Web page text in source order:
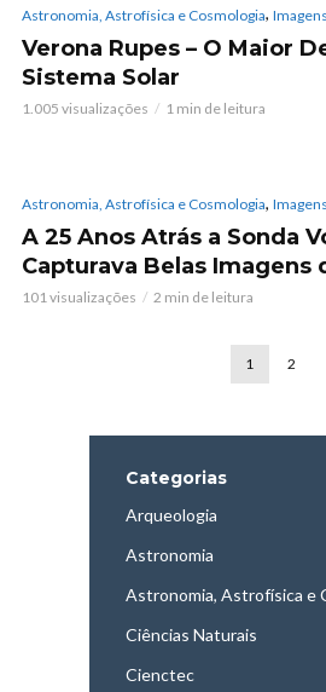
Astronomia, Astrofísica e Cosmologia, Imagens
Verona Rupes – O Maior
Sistema Solar
1.005 visualizações 1 min de leitura
Astronomia, Astrofísica e Cosmologia, Imagens
A 25 Anos Atrás a Sonda
Capturava Belas Imagens
101 visualizações 2 min de leitura
1 2
Categorias
Arqueologia
Astronomia
Astronomia, Astrofísica e
Ciências Naturais
Cienctec